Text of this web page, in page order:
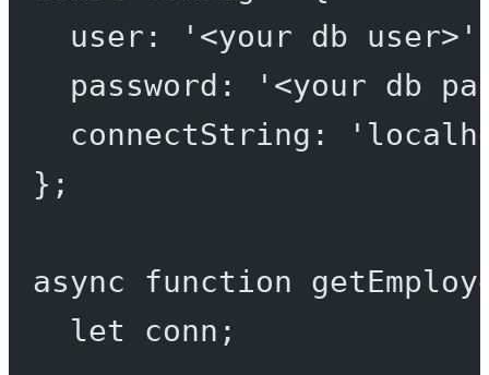
user:
'<your db user>'
password:
'<your db
connectString:
};
async function
let conn;